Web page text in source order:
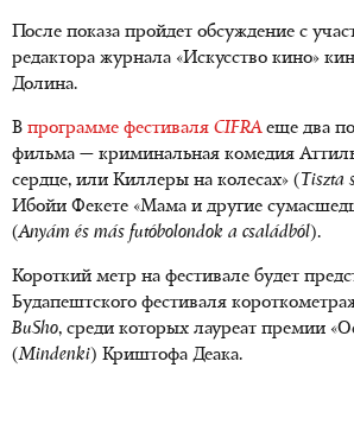
После показа пройдет обсуждение с
редактора журнала «Искусство кино»
Долина.
В программе фестиваля CIFRAеще два
фильма — криминальная комедия
сердце, или Киллеры на колесах» ( Tiszta
Ибойи Фекете «Мама и другие
(Anyám és más futóbolondok a családból).
Короткий метр на фестивале будет
Будапештского фестиваля
BuSho, среди которых лауреат премии
(Mindenki) Криштофа Деака.